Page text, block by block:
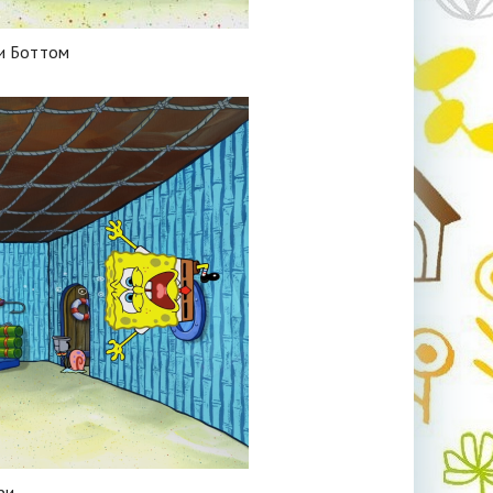
Боттом